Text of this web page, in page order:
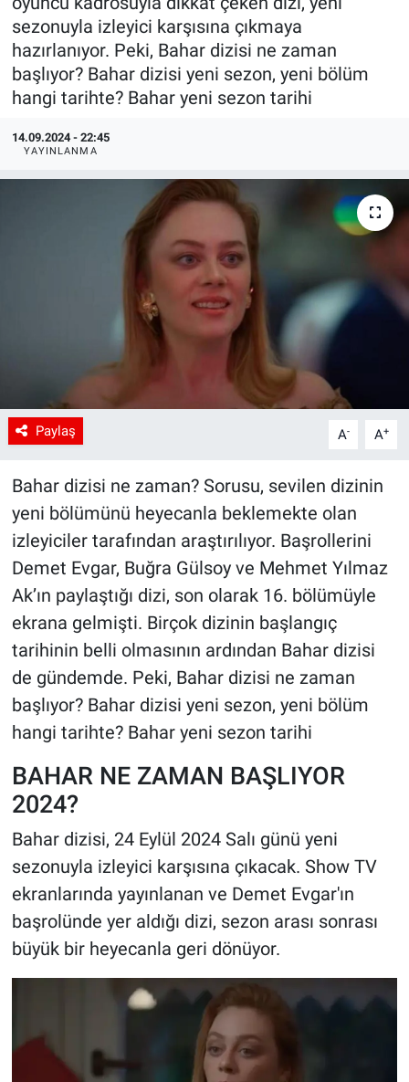
sezonuyla izleyici karşısına çıkmaya
hazırlanıyor. Peki, Bahar dizisi ne zaman
başlıyor? Bahar dizisi yeni sezon, yeni bölüm
hangi tarihte? Bahar yeni sezon tarihi
14.09.2024 - 22:45
YAYINLANMA
Paylaş A- A+
Bahar dizisi ne zaman? Sorusu, sevilen dizinin
yeni bölümünü heyecanla beklemekte olan
izleyiciler tarafından araştırılıyor. Başrollerini
Demet Evgar, Buğra Gülsoy ve Mehmet Yılmaz
Ak’ın paylaştığı dizi, son olarak 16. bölümüyle
ekrana gelmişti. Birçok dizinin başlangıç
tarihinin belli olmasının ardından Bahar dizisi
de gündemde. Peki, Bahar dizisi ne zaman
başlıyor? Bahar dizisi yeni sezon, yeni bölüm
hangi tarihte? Bahar yeni sezon tarihi
BAHAR NE ZAMAN BAŞLIYOR
2024?
Bahar dizisi, 24 Eylül 2024 Salı günü yeni
sezonuyla izleyici karşısına çıkacak. Show TV
ekranlarında yayınlanan ve Demet Evgar'ın
başrolünde yer aldığı dizi, sezon arası sonrası
büyük bir heyecanla geri dönüyor.